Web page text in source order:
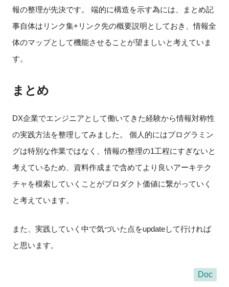
報の整理が先決です。 端的に構造を示す為には、まとめ記
事自体はリンク集+リンク先の概要説明としておき、情報全
体のマップとして機能させることが望ましいと考えていま
す。
まとめ
DX企業でエンジニアとして働いてきた経験から情報対称性
の実践方法を整理してみました。 個人的にはプログラミン
グは特別な作業ではなく、情報の整理の1工程にすぎないと
考えているため、資料作成まで含めてより良いアーキテク
チャを模索していくことがプロダクト価値に繋がっていく
と考えています。
また、実践していく中で気づいた点をupdateして行ければ
と思います。
Doc